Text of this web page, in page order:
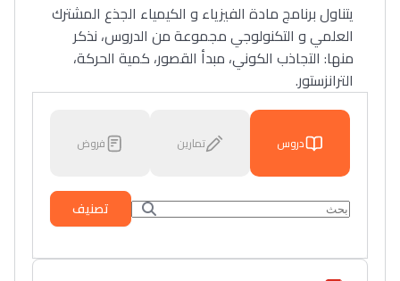
يتناول برنامج مادة الفيزياء و الكيمياء الجذع المشترك
العلمي و التكنولوجي مجموعة من الدروس، نذكر
منها: التجاذب الكوني، مبدأ القصور، كمية الحركة،
الترانزستور.
دروس تمارين فروض
تصنيف